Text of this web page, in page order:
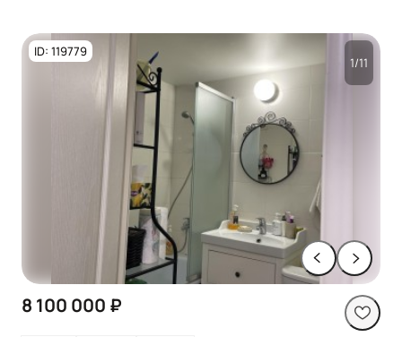
ID: 119779
1/11
8 100 000 ₽